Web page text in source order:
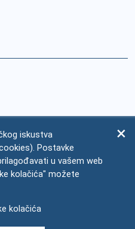
iskustva
Postavke
u vašem web
kolačića" možete
kolačića